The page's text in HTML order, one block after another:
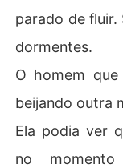
parado de fluir.
dormentes.
O homem
beijando outra
Ela podia ver
no